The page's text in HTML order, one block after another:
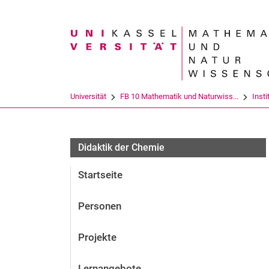
Suchbegriff
Universität FB 10 Mathematik und Naturwiss...
Aktuelles und Veranstaltungen für Didaktik
Didaktik der Chemie
Startseite
Personen
Projekte